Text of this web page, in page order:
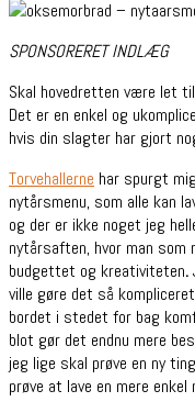
SPONSORERET INDLÆG
Skal hovedretten være let
Det er en enkel og
hvis din slagter har gjort
Torvehallerne har spurgt
nytårsmenu, som alle kan
og der er ikke noget jeg
nytårsaften, hvor man
budgettet og kreativiteten.
ville gøre det så
bordet i stedet for bag
blot gør det endnu mere
jeg lige skal prøve en ny
prøve at lave en mere